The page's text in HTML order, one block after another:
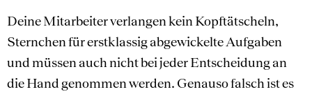
Deine Mitarbeiter verlangen kein Kopftätscheln,
Sternchen für erstklassig abgewickelte Aufgaben
und müssen auch nicht bei jeder Entscheidung an
die Hand genommen werden. Genauso falsch ist es